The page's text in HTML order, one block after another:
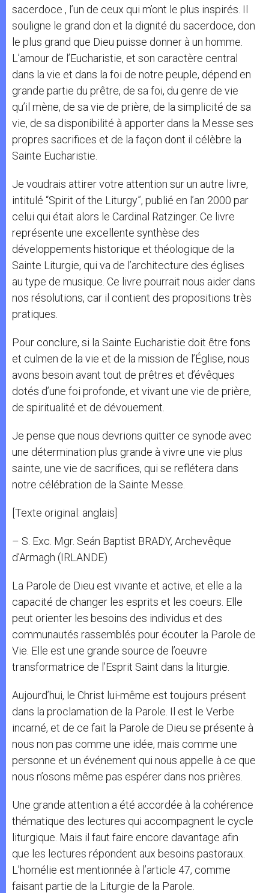
sacerdoce , l’un de ceux qui m’ont le plus inspirés. Il
souligne le grand don et la dignité du sacerdoce, don
le plus grand que Dieu puisse donner à un homme.
L’amour de l’Eucharistie, et son caractère central
dans la vie et dans la foi de notre peuple, dépend en
grande partie du prêtre, de sa foi, du genre de vie
qu’il mène, de sa vie de prière, de la simplicité de sa
vie, de sa disponibilité à apporter dans la Messe ses
propres sacrifices et de la façon dont il célèbre la
Sainte Eucharistie.
Je voudrais attirer votre attention sur un autre livre,
intitulé “Spirit of the Liturgy”, publié en l’an 2000 par
celui qui était alors le Cardinal Ratzinger. Ce livre
représente une excellente synthèse des
développements historique et théologique de la
Sainte Liturgie, qui va de l’architecture des églises
au type de musique. Ce livre pourrait nous aider dans
nos résolutions, car il contient des propositions très
pratiques.
Pour conclure, si la Sainte Eucharistie doit être fons
et culmen de la vie et de la mission de l’Église, nous
avons besoin avant tout de prêtres et d’évêques
dotés d’une foi profonde, et vivant une vie de prière,
de spiritualité et de dévouement.
Je pense que nous devrions quitter ce synode avec
une détermination plus grande à vivre une vie plus
sainte, une vie de sacrifices, qui se reflétera dans
notre célébration de la Sainte Messe.
[Texte original: anglais]
– S. Exc. Mgr. Seán Baptist BRADY, Archevêque
d’Armagh (IRLANDE)
La Parole de Dieu est vivante et active, et elle a la
capacité de changer les esprits et les coeurs. Elle
peut orienter les besoins des individus et des
communautés rassemblés pour écouter la Parole de
Vie. Elle est une grande source de l’oeuvre
transformatrice de l’Esprit Saint dans la liturgie.
Aujourd’hui, le Christ lui-même est toujours présent
dans la proclamation de la Parole. Il est le Verbe
incarné, et de ce fait la Parole de Dieu se présente à
nous non pas comme une idée, mais comme une
personne et un événement qui nous appelle à ce que
nous n’osons même pas espérer dans nos prières.
Une grande attention a été accordée à la cohérence
thématique des lectures qui accompagnent le cycle
liturgique. Mais il faut faire encore davantage afin
que les lectures répondent aux besoins pastoraux.
L’homélie est mentionnée à l’article 47, comme
faisant partie de la Liturgie de la Parole.